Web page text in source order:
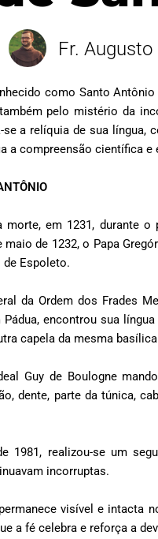
Fr.
como Santo
pelo mistério da
a relíquia de sua
a compreensão científica e
em 1231, durante
de 1232, o Papa
Espoleto.
da Ordem dos Frades
encontrou sua
capela da mesma
Guy de Boulogne
dente, parte da túnica,
1981, realizou-se um
incorruptas.
visível e intacta
a fé celebra e reforça a